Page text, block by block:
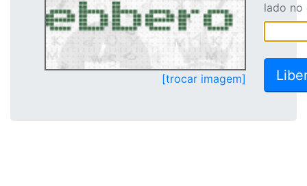
[trocar imagem]
lado no